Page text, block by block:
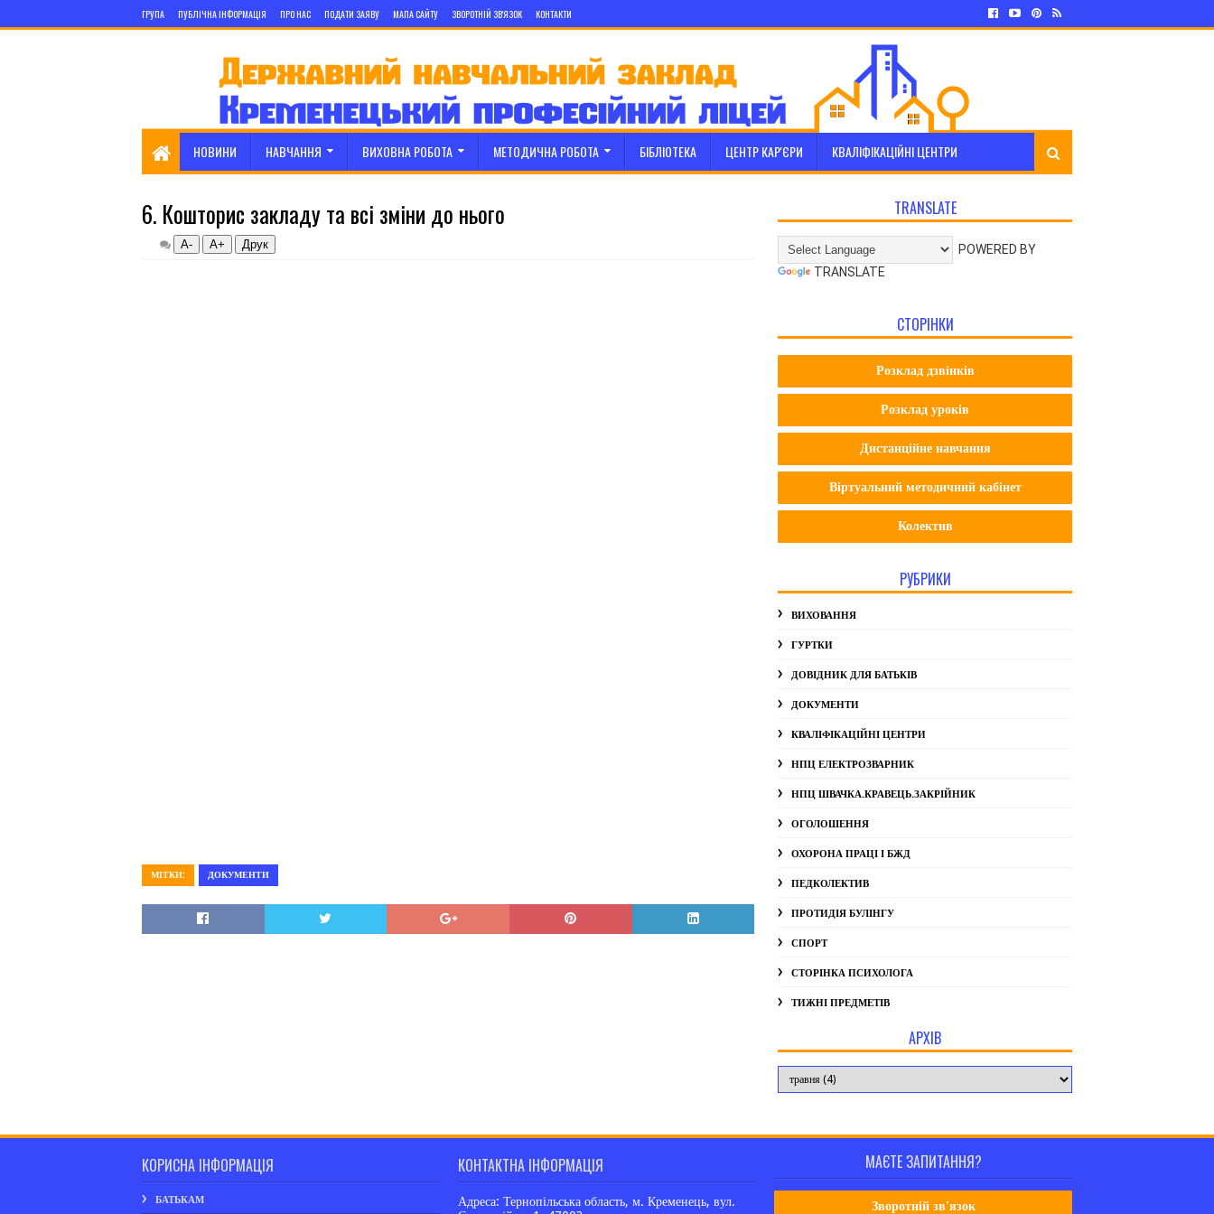
ГРУПА ПУБЛІЧНА ІНФОРМАЦІЯ ПРО НАС ПОДАТИ ЗАЯВУ МАПА САЙТУ ЗВОРОТНІЙ ЗВ'ЯЗОК КОНТАКТИ
НОВИНИ НАВЧАННЯ ВИХОВНА РОБОТА МЕТОДИЧНА РОБОТА БІБЛІОТЕКА ЦЕНТР КАР'ЄРИ КВАЛІФІКАЦІЙНІ ЦЕНТРИ
6. Кошторис закладу та всі зміни до нього
А- А+
МІТКИ: ДОКУМЕНТИ
TRANSLATE
POWERED BY
TRANSLATE
СТОРІНКИ
Розклад дзвінків
Розклад уроків
Дистанційне навчання
Віртуальний методичний кабінет
Колектив
РУБРИКИ
ВИХОВАННЯ
ГУРТКИ
ДОВІДНИК ДЛЯ БАТЬКІВ
ДОКУМЕНТИ
КВАЛІФІКАЦІЙНІ ЦЕНТРИ
НПЦ ЕЛЕКТРОЗВАРНИК
НПЦ ШВАЧКА.КРАВЕЦЬ.ЗАКРІЙНИК
ОГОЛОШЕННЯ
ОХОРОНА ПРАЦІ І БЖД
ПЕДКОЛЕКТИВ
ПРОТИДІЯ БУЛІНГУ
СПОРТ
СТОРІНКА ПСИХОЛОГА
ТИЖНІ ПРЕДМЕТІВ
АРХІВ
КОРИСНА ІНФОРМАЦІЯ
БАТЬКАМ
КОНТАКТНА ІНФОРМАЦІЯ
Адреса: Тернопільська область, м. Кременець, вул.
МАЄТЕ ЗАПИТАННЯ?
Зворотній зв'язок